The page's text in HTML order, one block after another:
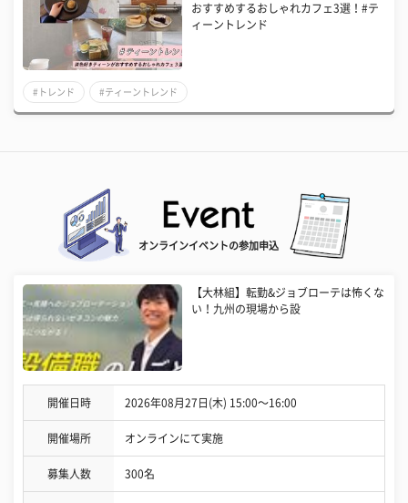
おすすめするおしゃれカフェ3選！#テ
ィーントレンド
#トレンド #ティーントレンド
オンラインイベントの参加申込
【大林組】転勤&ジョブローテは怖くな
い！九州の現場から設
開催日時 2026年08月27日(木) 15:00〜16:00
開催場所 オンラインにて実施
募集人数 300名